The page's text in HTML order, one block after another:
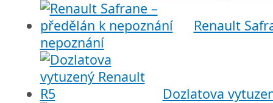
Renault
nepoznání
Dozlatova